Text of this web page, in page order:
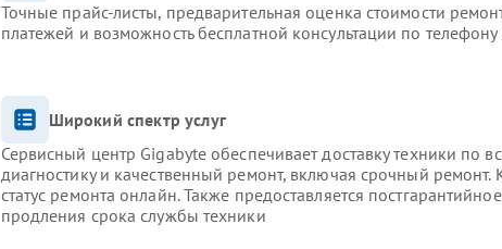
Точные прайс-листы, предварительная оценка стоимости
платежей и возможность бесплатной консультации по
Широкий спектр услуг
Сервисный центр Gigabyte обеспечивает доставку техники по
диагностику и качественный ремонт, включая срочный ремонт.
статус ремонта онлайн. Также предоставляется
продления срока службы техники